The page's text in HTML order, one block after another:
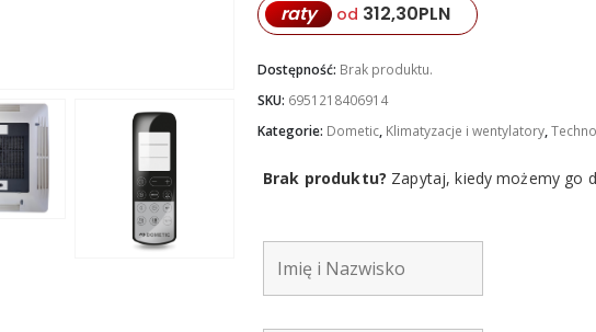
raty od 312,30PLN
Dostępność: Brak produktu.
SKU: 6951218406914
Kategorie: Dometic, Klimatyzacje i wentylatory,
Brak produktu? Zapytaj, kiedy możemy go